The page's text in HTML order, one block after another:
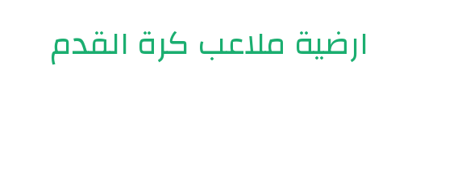
ارضية ملاعب كرة القدم